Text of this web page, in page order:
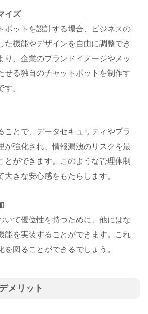
イズ
ボットを設計する場合、ビジネスの
た機能やデザインを自由に調整でき
り、企業のブランドイメージやメッ
せる独自のチャットボットを制作す
す。
ことで、データセキュリティやプラ
が強化され、情報漏洩のリスクを最
とができます。このような管理体制
大きな安心感をもたらします。
いて優位性を持つために、他にはな
能を実装することができます。これ
を図ることができるでしょう。
メリット